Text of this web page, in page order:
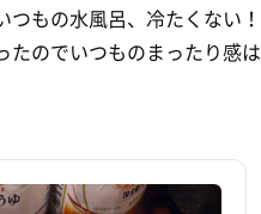
もの水風呂、冷たくない！
たのでいつものまったり感は